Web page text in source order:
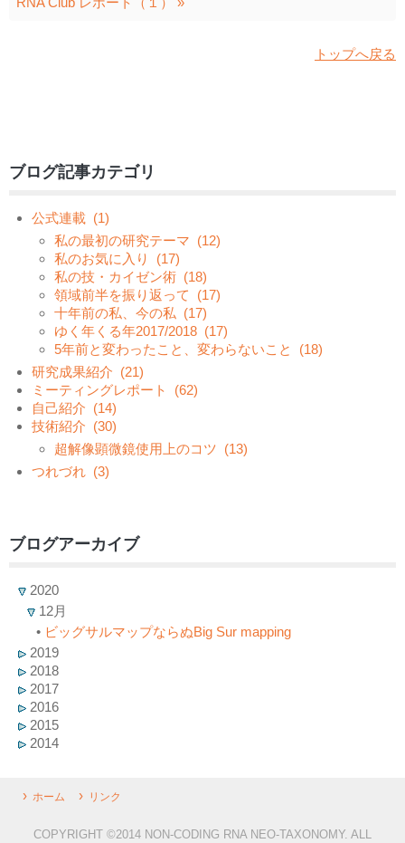
トップへ戻る
ブログ記事カテゴリ
公式連載 (1)
私の最初の研究テーマ (12)
私のお気に入り
(17)
私の技・カイゼン術 (18)
領域前半を振り返って
(17)
十年前の私、今の私 (17)
ゆく年くる年2017/2018 (17)
5年前と変わったこと、変わらないこと
(18)
研究成果紹介 (21)
ミーティングレポート
(62)
自己紹介 (14)
技術紹介 (30)
超解像顕微鏡使用上のコツ (13)
つれづれ (3)
ブログアーカイブ
2020
12月
• ビッグサルマップならぬBig Sur mapping
2019
2018
2017
2016
2015
2014
ホーム リンク
COPYRIGHT ©2014 NON-CODING RNA NEO-TAXONOMY. ALL